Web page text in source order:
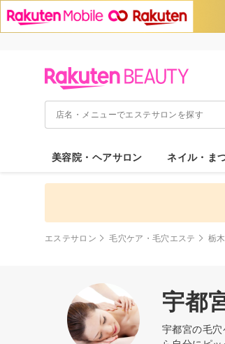
美容院・ヘアサロン ネイル・ま
エステサロン 毛穴ケア・毛穴エステ 栃
宇都
宇都宮の毛穴